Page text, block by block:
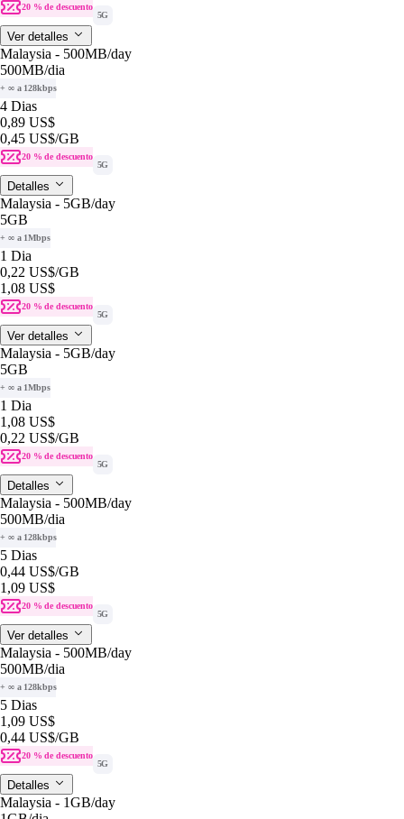
20 % de descuento
5G
Ver detalles
Malaysia - 500MB/day
500MB/dia
+ ∞ a 128kbps
4 Dias
0,89 US$
0,45 US$/GB
20 % de descuento
5G
Detalles
Malaysia - 5GB/day
5GB
+ ∞ a 1Mbps
1 Dia
0,22 US$/GB
1,08 US$
20 % de descuento
5G
Ver detalles
Malaysia - 5GB/day
5GB
+ ∞ a 1Mbps
1 Dia
1,08 US$
0,22 US$/GB
20 % de descuento
5G
Detalles
Malaysia - 500MB/day
500MB/dia
+ ∞ a 128kbps
5 Dias
0,44 US$/GB
1,09 US$
20 % de descuento
5G
Ver detalles
Malaysia - 500MB/day
500MB/dia
+ ∞ a 128kbps
5 Dias
1,09 US$
0,44 US$/GB
20 % de descuento
5G
Detalles
Malaysia - 1GB/day